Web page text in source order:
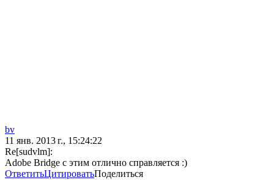
bv
11 янв. 2013 г., 15:24:22
Re[sudvlm]:
Adobe Bridge с этим отлично справляется :)
ОтветитьЦитироватьПоделиться